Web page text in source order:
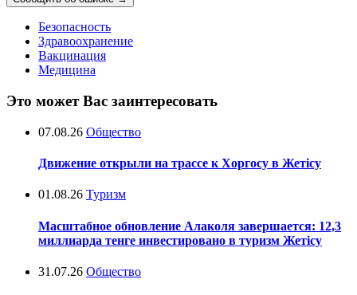
Безопасность
Здравоохранение
Вакцинация
Медицина
Это может Вас заинтересовать
07.08.26 Общество
Движение открыли на трассе к Хоргосу в Жетісу
01.08.26 Туризм
Масштабное обновление Алаколя завершается: 12,3
миллиарда тенге инвестировано в туризм Жетісу
31.07.26 Общество